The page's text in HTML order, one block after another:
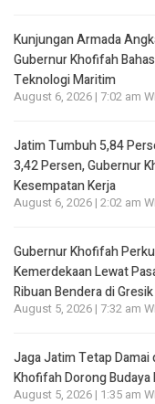
Kunjungan Armada
Gubernur Khofifah
Teknologi Maritim
August 6, 2026 | 7:02 am
Jatim Tumbuh 5,84
3,42 Persen, Gubernur
Kesempatan Kerja
August 6, 2026 | 2:02 am
Gubernur Khofifah
Kemerdekaan Lewat
Ribuan Bendera di Gresik
August 5, 2026 | 7:32 am
Jaga Jatim Tetap Damai
Khofifah Dorong
August 5, 2026 | 1:35 am